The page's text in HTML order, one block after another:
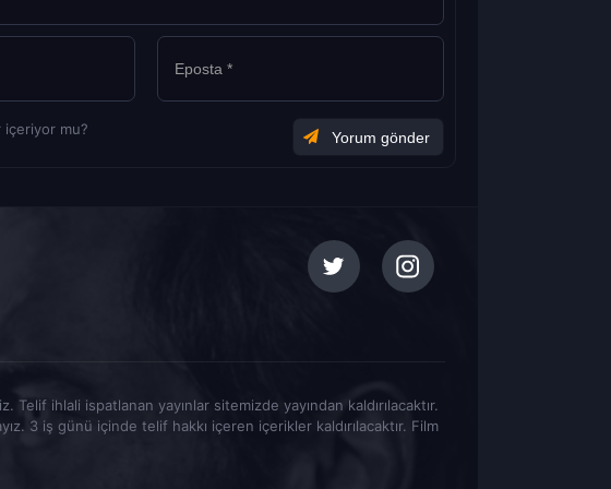
içeriyor mu?
ihlali ispatlanan yayınlar sitemizde yayından kaldırılacaktır.
3 iş günü içinde telif hakkı içeren içerikler kaldırılacaktır. Film